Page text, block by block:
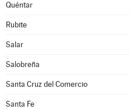
Quéntar
Rubite
Salar
Salobreña
Santa Cruz del Comercio
Santa Fe